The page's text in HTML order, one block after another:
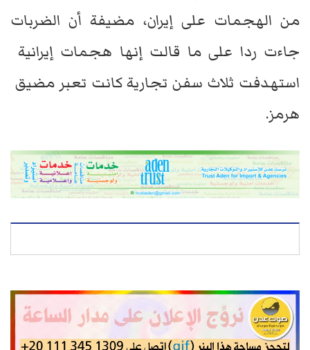
من الهجمات ​على ​إيران، مضيفة أن ‌الضربات
⁠جاءت ردا على ما ​قالت ​إنها ⁠هجمات إيرانية ​
استهدفت ثلاث ​سفن ⁠تجارية كانت ⁠تعبر ​مضيق ​
هرمز.